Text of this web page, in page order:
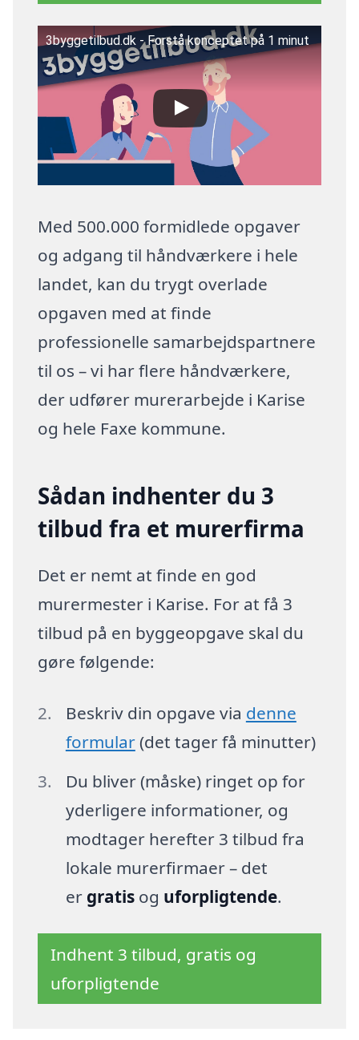
3byggetilbud.dk - Forstå konceptet på 1 minut
Med 500.000 formidlede opgaver
og adgang til håndværkere i hele
landet, kan du trygt overlade
opgaven med at finde
professionelle samarbejdspartnere
til os – vi har flere håndværkere,
der udfører murerarbejde i Karise
og hele Faxe kommune.
Sådan indhenter du 3
tilbud fra et murerfirma
Det er nemt at finde en god
murermester i Karise. For at få 3
tilbud på en byggeopgave skal du
gøre følgende:
Beskriv din opgave via denne
formular(det tager få minutter)
Du bliver (måske) ringet op for
yderligere informationer, og
modtager herefter 3 tilbud fra
lokale murerfirmaer – det
er gratisog uforpligtende.
Indhent 3 tilbud, gratis og
uforpligtende